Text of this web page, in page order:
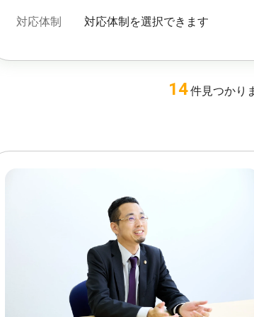
対応体制 対応体制を選択できます
14 件見つかり